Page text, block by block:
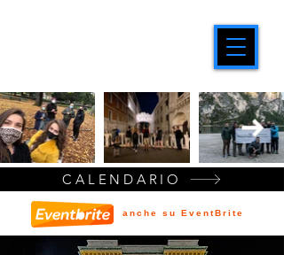
CALENDARIO
anche su EventBrite